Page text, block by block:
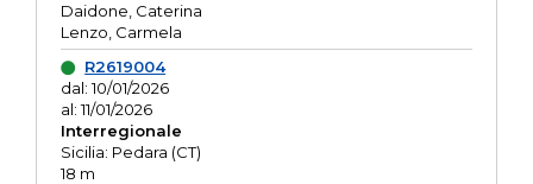
Daidone, Caterina
Lenzo, Carmela
R2619004
dal: 10/01/2026
al: 11/01/2026
Interregionale
Sicilia: Pedara (CT)
18 m